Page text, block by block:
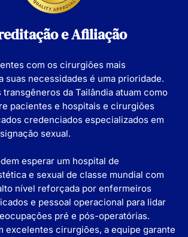
e Afiliação
com os cirurgiões mais
suas necessidades é uma prioridade.
transgêneros da Tailândia atuam como
pacientes e hospitais e cirurgiões
credenciados especializados em
sexual.
esperar um hospital de
e sexual de classe mundial com
nível reforçada por enfermeiros
e pessoal operacional para lidar
pré e pós-operatórias.
excelentes cirurgiões, a equipe garante